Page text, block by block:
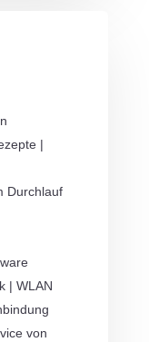
|
Durchlauf
| WLAN
von